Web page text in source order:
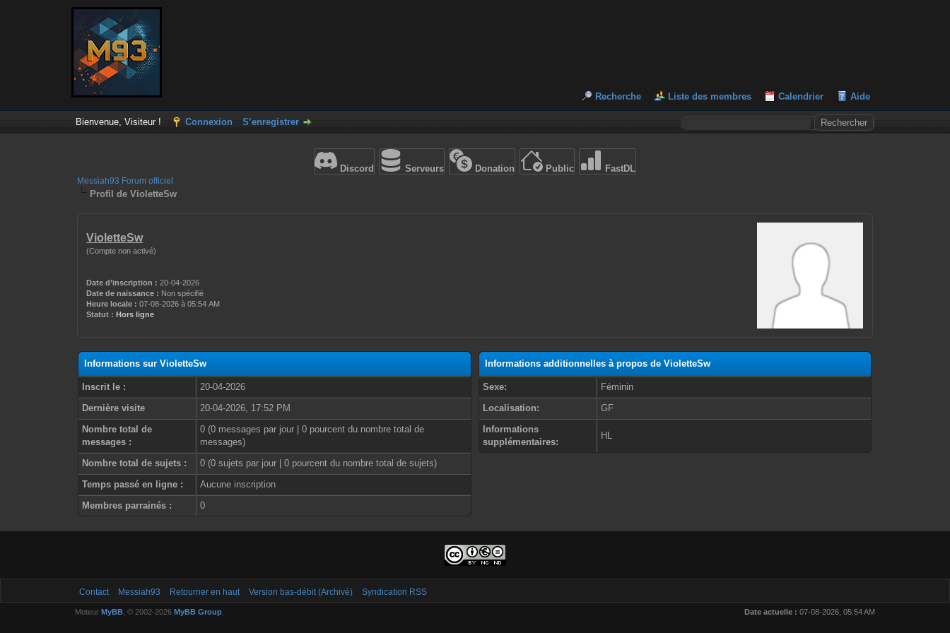
Recherche Liste des membres Calendrier Aide
Bienvenue, Visiteur ! Connexion S’enregistrer
Discord Serveurs Donation Public FastDL
Messiah93 Forum officiel
Profil de VioletteSw
VioletteSw
(Compte non activé)
Date d’inscription : 20-04-2026
Date de naissance : Non spécifié
Heure locale : 07-08-2026 à 05:54 AM
Statut : Hors ligne
Informations sur VioletteSw
Inscrit le :
20-04-2026
Dernière visite
20-04-2026, 17:52 PM
Nombre total de
messages :
0 (0 messages par jour | 0 pourcent du nombre total de
messages)
Nombre total de sujets :
0 (0 sujets par jour | 0 pourcent du nombre total de sujets)
Temps passé en ligne :
Aucune inscription
Membres parrainés :
0
Informations additionnelles à propos de VioletteSw
Sexe:
Féminin
Localisation:
GF
Informations
supplémentaires:
HL
Contact Messiah93 Retourner en haut Version bas-débit (Archivé) Syndication RSS
Date actuelle : 07-08-2026, 05:54 AM
Moteur MyBB, © 2002-2026 MyBB Group.